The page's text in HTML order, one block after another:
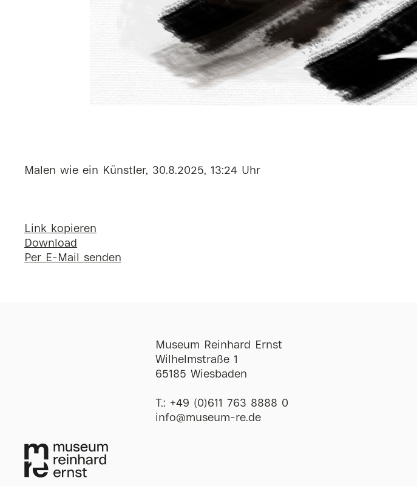
Malen wie ein Künstler, 30.8.2025, 13:24 Uhr
Link kopieren
Download
Per E-Mail senden
Museum Reinhard Ernst
Wilhelmstraße 1
65185 Wiesbaden
T.: +49 (0)611 763 8888 0
ofni@museum-re de